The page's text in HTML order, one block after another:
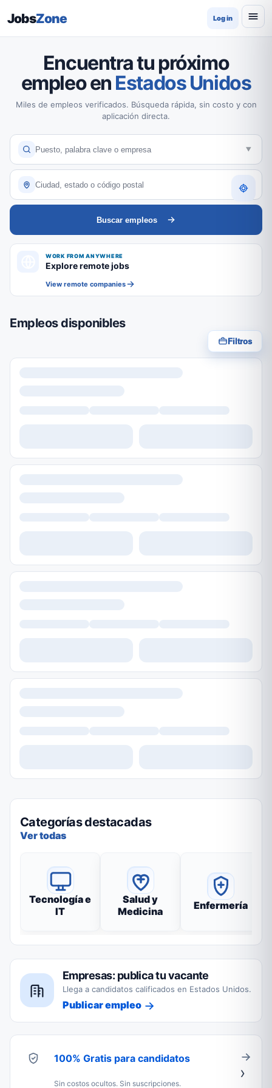
JobsZone Log in
Encuentra tu próximo
empleo en Estados Unidos
Miles de empleos verificados. Búsqueda rápida, sin costo y con
aplicación directa.
Buscar empleos
WORK FROM ANYWHERE
Explore remote jobs
View remote companies
Empleos disponibles
Filtros
Categorías destacadas
Ver todas
Tecnología e
IT
Salud y
Medicina
Enfermería
Empresas: publica tu vacante
Llega a candidatos calificados en Estados Unidos.
Publicar empleo
100% Gratis para candidatos
Sin costos ocultos. Sin suscripciones.